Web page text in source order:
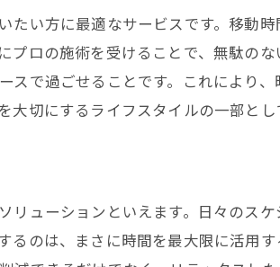
たい方に最適なサービスです。移動
プロの施術を受けることで、無駄の
スで過ごせることです。これにより
切にするライフスタイルの一部とし
リューションといえます。日々のス
るのは、まさに時間を最大限に活用